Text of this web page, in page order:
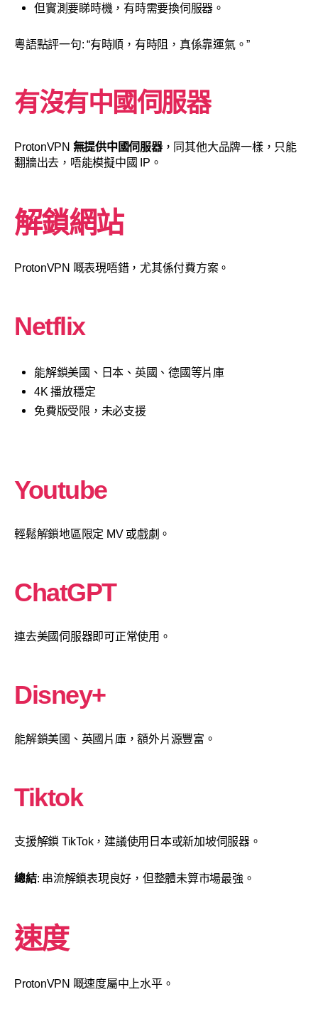
但實測要睇時機，有時需要換伺服器。
粵語點評一句: “有時順，有時阻，真係靠運氣。”
有沒有中國伺服器
ProtonVPN 無提供中國伺服器，同其他大品牌一樣，只能
翻牆出去，唔能模擬中國 IP。
解鎖網站
ProtonVPN 嘅表現唔錯，尤其係付費方案。
Netflix
能解鎖美國、日本、英國、德國等片庫
4K 播放穩定
免費版受限，未必支援
Youtube
輕鬆解鎖地區限定 MV 或戲劇。
ChatGPT
連去美國伺服器即可正常使用。
Disney+
能解鎖美國、英國片庫，額外片源豐富。
Tiktok
支援解鎖 TikTok，建議使用日本或新加坡伺服器。
總結: 串流解鎖表現良好，但整體未算市場最強。
速度
ProtonVPN 嘅速度屬中上水平。